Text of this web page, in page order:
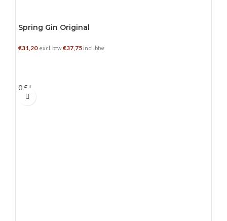
Spring Gin Original
€31,20 excl. btw€37,75 incl. btw
0.5 L